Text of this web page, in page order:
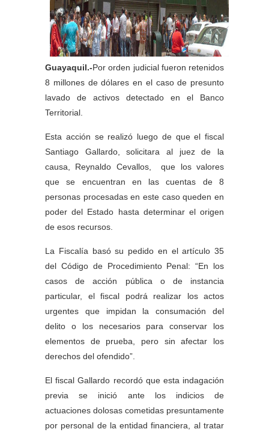
Guayaquil.-Por orden judicial fueron retenidos
8 millones de dólares en el caso de presunto
lavado de activos detectado en el Banco
Territorial.
Esta acción se realizó luego de que el fiscal
Santiago Gallardo, solicitara al juez de la
causa, Reynaldo Cevallos, que los valores
que se encuentran en las cuentas de 8
personas procesadas en este caso queden en
poder del Estado hasta determinar el origen
de esos recursos.
La Fiscalía basó su pedido en el artículo 35
del Código de Procedimiento Penal: “En los
casos de acción pública o de instancia
particular, el fiscal podrá realizar los actos
urgentes que impidan la consumación del
delito o los necesarios para conservar los
elementos de prueba, pero sin afectar los
derechos del ofendido”.
El fiscal Gallardo recordó que esta indagación
previa se inició ante los indicios de
actuaciones dolosas cometidas presuntamente
por personal de la entidad financiera, al tratar